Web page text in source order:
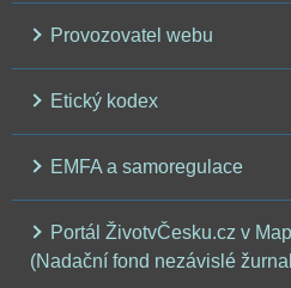
Provozovatel webu
Etický kodex
EMFA a samoregulace
Portál ŽivotvČesku.cz v
(Nadační fond nezávislé